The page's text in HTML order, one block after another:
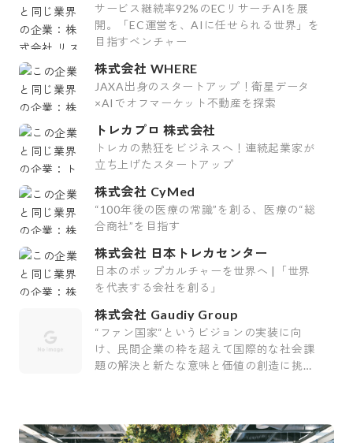
サービス継続率92%のECリサーチAIを展
開。「EC運営を、AIに任せられる世界」を
目指すベンチャー
株式会社 WHERE
JAXA出身のスタートアップ！衛星データ
×AIでオフマーケット不動産を探索
トレカプロ 株式会社
トレカの熱狂をビジネスへ！連続起業家が
立ち上げたスタートアップ
株式会社 CyMed
“100年後の医療の常識”を創る、医療の“総
合商社”を目指す
株式会社 日本トレカセンター
日本のポップカルチャーを世界へ |「世界
を代表する会社を創る」
株式会社 Gaudiy Group
“ファン国家“というビジョンの実装に向
け、民間企業の枠を超えて国際的な社会課
題の解決と新たな意味と価値の創造に挑む